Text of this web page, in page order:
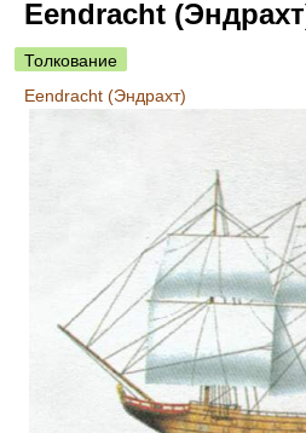
Eendracht
Толкование
Eendracht (Эндрахт)